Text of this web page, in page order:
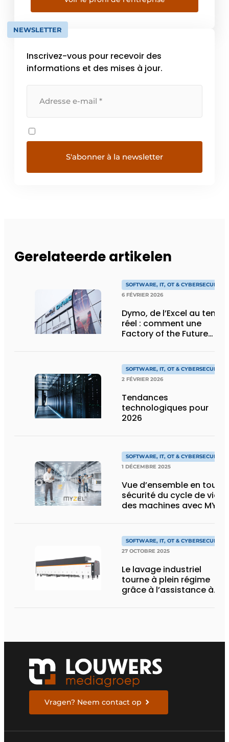
services proposés par notre entreprise reste
[…]
NEWSLETTER
Inscrivez-vous pour recevoir des
informations et des mises à jour.
Gerelateerde artikelen
SOFTWARE, IT, OT & CYBERSECURITY
6 FÉVRIER 2026
Dymo, de l’Excel au temps
réel : comment une
Factory of the Future
SOFTWARE, IT, OT & CYBERSECURITY
2 FÉVRIER 2026
Tendances
technologiques pour
2026
SOFTWARE, IT, OT & CYBERSECURITY
1 DÉCEMBRE 2025
Vue d’ensemble en toute
sécurité du cycle de vie
des machines avec MYZEL
hommes et aux machines
SOFTWARE, IT, OT & CYBERSECURITY
27 OCTOBRE 2025
Le lavage industriel
tourne à plein régime
grâce à l’assistance à
Vragen? Neem contact op